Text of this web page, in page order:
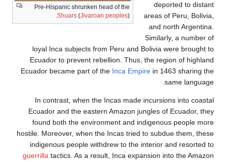
Pre-Hispanic shrunken head of the
Shuars(Jivaroan peoples ).
deported
areas of Peru,
and north
Similarly, a
loyal Inca subjects from Peru and Bolivia were
Ecuador to prevent rebellion. Thus, the region of
Ecuador became part of theInca Empirein 1463
same
In contrast, when the Incas made incursions
Ecuador and the eastern Amazon jungles of
found both the environment and indigenous
hostile. Moreover, when the Incas tried to subdue
indigenous people withdrew to the interior and
guerrilla tactics. As a result, Inca expansion into the